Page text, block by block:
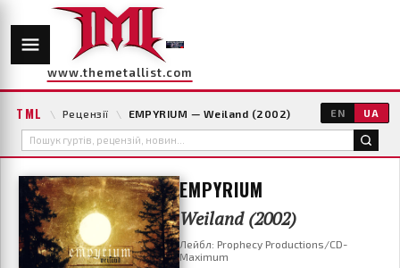
www.themetallist.com
TML \ Рецензії \ EMPYRIUM — Weiland (2002) EN UA
EMPYRIUM
Weiland (2002)
Лейбл: Prophecy Productions/CD-
Maximum